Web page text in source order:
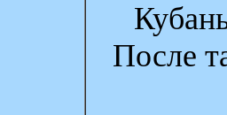
После